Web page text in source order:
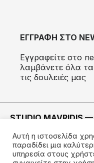
ΕΓΓΡΑΦΗ ΣΤΟ
Εγγραφείτε στο
λαμβάνετε όλα τα
τις δουλειές μας
STUDIO MAVRIDIS
ΚΑΤΑΣΚΕΥΗ —
Αυτή η ιστοσελίδα
παραδίδει μια
υπηρεσία στους